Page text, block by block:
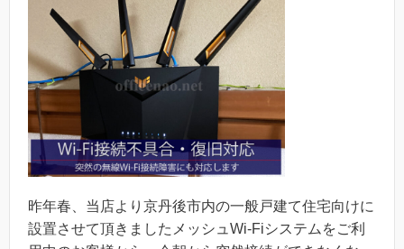
昨年春、当店より京丹後市内の一般戸建て住宅向けに
設置させて頂きましたメッシュWi-Fiシステムをご利